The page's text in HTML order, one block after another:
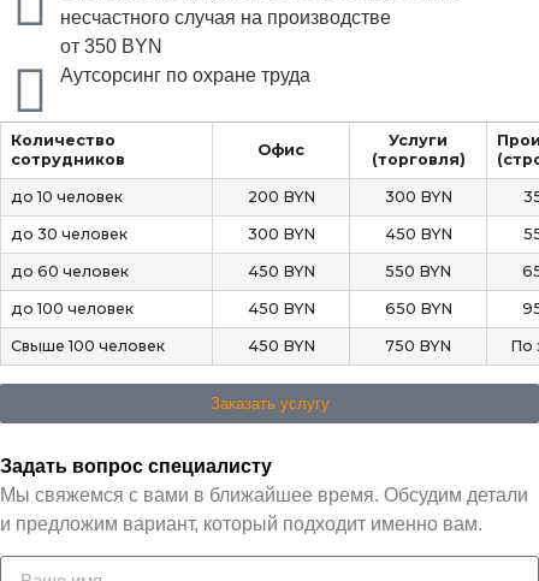
несчастного случая на производстве
от 350 BYN
Аутсорсинг по охране труда
Количество
сотрудников
Офис
Услуги
(торговля)
до 10 человек 200 BYN 300 BYN
до 30 человек 300 BYN 450 BYN
до 60 человек 450 BYN 550 BYN
до 100 человек 450 BYN 650 BYN
Свыше 100 человек 450 BYN 750 BYN По
Заказать услугу
Задать вопрос специалисту
Мы свяжемся с вами в ближайшее время. Обсудим детали
и предложим вариант, который подходит именно вам.